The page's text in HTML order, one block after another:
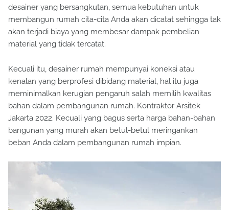
desainer yang bersangkutan, semua kebutuhan untuk
membangun rumah cita-cita Anda akan dicatat sehingga tak
akan terjadi biaya yang membesar dampak pembelian
material yang tidak tercatat.
Kecuali itu, desainer rumah mempunyai koneksi atau
kenalan yang berprofesi dibidang material, hal itu juga
meminimalkan kerugian pengaruh salah memilih kwalitas
bahan dalam pembangunan rumah. Kontraktor Arsitek
Jakarta 2022. Kecuali yang bagus serta harga bahan-bahan
bangunan yang murah akan betul-betul meringankan
beban Anda dalam pembangunan rumah impian.